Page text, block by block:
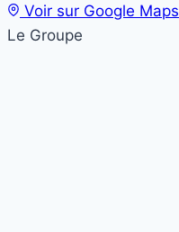
Voir sur Google Maps
Le Groupe